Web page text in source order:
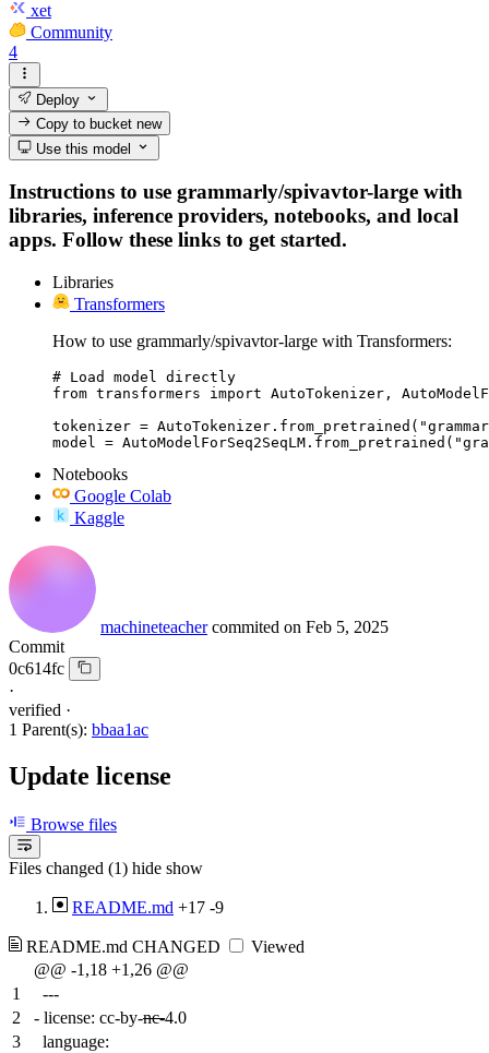
xet
Community
4
Deploy
Copy to bucketnew
Use this model
Instructions to use grammarly/spivavtor-large with
libraries, inference providers, notebooks, and local
apps. Follow these links to get started.
Libraries
Transformers
How to use grammarly/spivavtor-large with Transformers:
# Load model directly
from transformers import AutoTokenizer,
tokenizer =
model =
Notebooks
Google Colab
Kaggle
machineteacher commited on Feb 5, 2025
Commit
0c614fc
·
verified ·
1 Parent(s): bbaa1ac
Update license
Browse files
Files changed (1) hide show
README.md +17 -9
README.md CHANGED
Viewed
@@ -1,18 +1,26 @@
1
---
2
- license: cc-by-nc-4.0
3
language: